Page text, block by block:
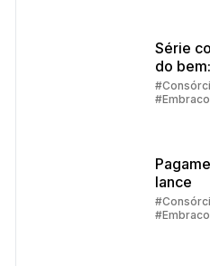
Série
do
sair das
dívidas
lance